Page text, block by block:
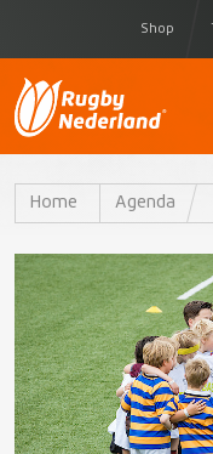
Shop
Home Agenda